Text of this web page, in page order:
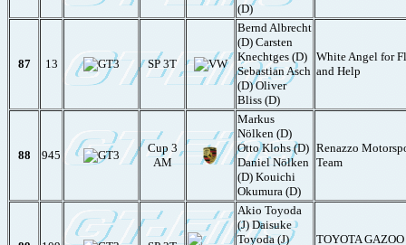
(D)
87 13 SP 3T
Bernd Albrecht
(D) Carsten
Knechtges (D)
Sebastian Asch
(D) Oliver
Bliss (D)
White Angel for
and Help
88 945
Cup 3
AM
Markus
Nölken (D)
Otto Klohs (D)
Daniel Nölken
(D) Kouichi
Okumura (D)
Renazzo
Team
Akio Toyoda
(J) Daisuke
Toyoda (J)
TOYOTA GAZOO